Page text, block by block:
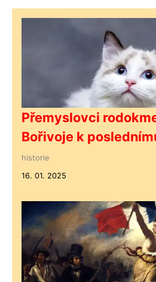
Přemyslovci
Bořivoje k
historie
16. 01. 2025